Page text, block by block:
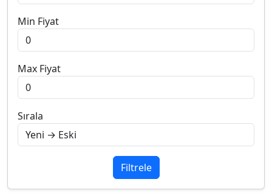
Min Fiyat
Max Fiyat
Sırala
Filtrele